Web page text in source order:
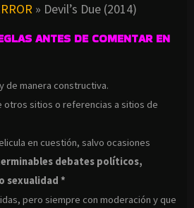
» Devil’s Due (2014)
ANTES DE COMENTAR EN
de manera constructiva.
otros sitios o referencias a sitios de
en cuestión, salvo ocasiones
debates políticos,
sexualidad *
pero siempre con moderación y que